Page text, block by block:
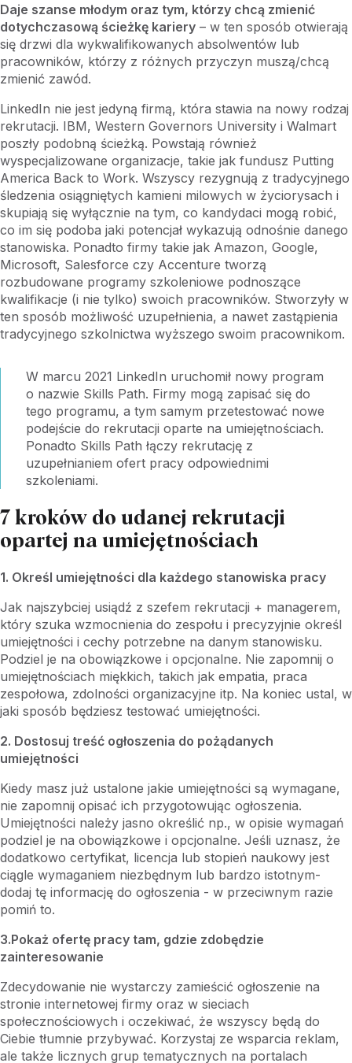
Daje szanse młodym oraz tym, którzy chcą zmienić
dotychczasową ścieżkę kariery – w ten sposób otwierają
się drzwi dla wykwalifikowanych absolwentów lub
pracowników, którzy z różnych przyczyn muszą/chcą
zmienić zawód.
LinkedIn nie jest jedyną firmą, która stawia na nowy rodzaj
rekrutacji. IBM, Western Governors University i Walmart
poszły podobną ścieżką. Powstają również
wyspecjalizowane organizacje, takie jak fundusz Putting
America Back to Work. Wszyscy rezygnują z tradycyjnego
śledzenia osiągniętych kamieni milowych w życiorysach i
skupiają się wyłącznie na tym, co kandydaci mogą robić,
co im się podoba jaki potencjał wykazują odnośnie danego
stanowiska. Ponadto firmy takie jak Amazon, Google,
Microsoft, Salesforce czy Accenture tworzą
rozbudowane programy szkoleniowe podnoszące
kwalifikacje (i nie tylko) swoich pracowników. Stworzyły w
ten sposób możliwość uzupełnienia, a nawet zastąpienia
tradycyjnego szkolnictwa wyższego swoim pracownikom.
W marcu 2021 LinkedIn uruchomił nowy program
o nazwie Skills Path. Firmy mogą zapisać się do
tego programu, a tym samym przetestować nowe
podejście do rekrutacji oparte na umiejętnościach.
Ponadto Skills Path łączy rekrutację z
uzupełnianiem ofert pracy odpowiednimi
szkoleniami.
7 kroków do udanej rekrutacji
opartej na umiejętnościach
1. Określ umiejętności dla każdego stanowiska pracy
Jak najszybciej usiądź z szefem rekrutacji + managerem,
który szuka wzmocnienia do zespołu i precyzyjnie określ
umiejętności i cechy potrzebne na danym stanowisku.
Podziel je na obowiązkowe i opcjonalne. Nie zapomnij o
umiejętnościach miękkich, takich jak empatia, praca
zespołowa, zdolności organizacyjne itp. Na koniec ustal, w
jaki sposób będziesz testować umiejętności.
2. Dostosuj treść ogłoszenia do pożądanych
umiejętności
Kiedy masz już ustalone jakie umiejętności są wymagane,
nie zapomnij opisać ich przygotowując ogłoszenia.
Umiejętności należy jasno określić np., w opisie wymagań
podziel je na obowiązkowe i opcjonalne. Jeśli uznasz, że
dodatkowo certyfikat, licencja lub stopień naukowy jest
ciągle wymaganiem niezbędnym lub bardzo istotnym-
dodaj tę informację do ogłoszenia - w przeciwnym razie
pomiń to.
3.Pokaż ofertę pracy tam, gdzie zdobędzie
zainteresowanie
Zdecydowanie nie wystarczy zamieścić ogłoszenie na
stronie internetowej firmy oraz w sieciach
społecznościowych i oczekiwać, że wszyscy będą do
Ciebie tłumnie przybywać. Korzystaj ze wsparcia reklam,
ale także licznych grup tematycznych na portalach